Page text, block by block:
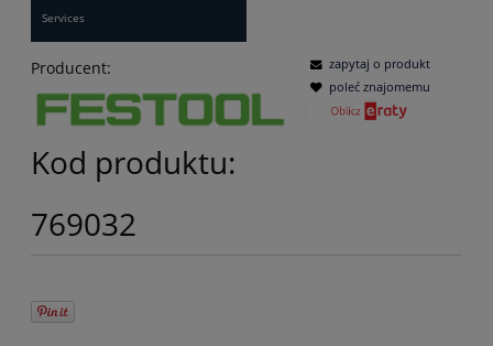
Services
Producent:
Kod produktu:
769032
zapytaj o produkt
poleć znajomemu